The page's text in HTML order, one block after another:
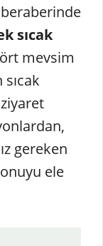
sıcak
mevsim
gereken
ele